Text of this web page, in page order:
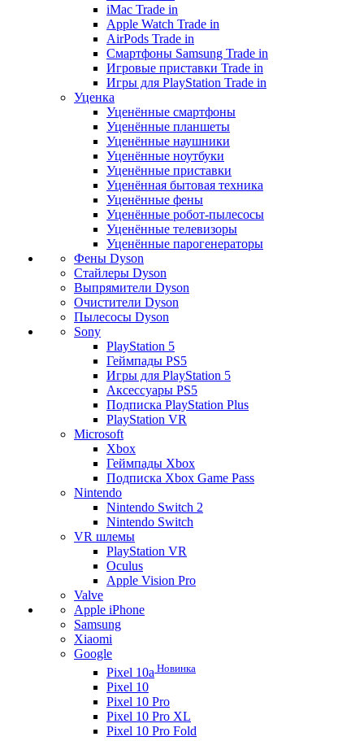
iMac Trade in
Apple Watch Trade in
AirPods Trade in
Смартфоны Samsung Trade in
Игровые приставки Trade in
Игры для PlayStation Trade in
Уценка
Уценённые смартфоны
Уценённые планшеты
Уценённые наушники
Уценённые ноутбуки
Уценённые приставки
Уценённая бытовая техника
Уценённые фены
Уценённые робот-пылесосы
Уценённые телевизоры
Уценённые парогенераторы
Фены Dyson
Стайлеры Dyson
Выпрямители Dyson
Очистители Dyson
Пылесосы Dyson
Sony
PlayStation 5
Геймпады PS5
Игры для PlayStation 5
Аксессуары PS5
Подписка PlayStation Plus
PlayStation VR
Microsoft
Xbox
Геймпады Xbox
Подписка Xbox Game Pass
Nintendo
Nintendo Switch 2
Nintendo Switch
VR шлемы
PlayStation VR
Oculus
Apple Vision Pro
Valve
Apple iPhone
Samsung
Xiaomi
Google
Pixel 10a Новинка
Pixel 10
Pixel 10 Pro
Pixel 10 Pro XL
Pixel 10 Pro Fold